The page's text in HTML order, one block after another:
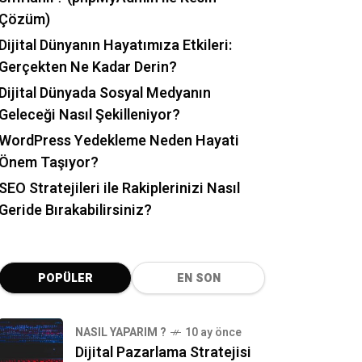
Dünyanın Hayatımıza Etkileri:
Ne Kadar Derin?
Dünyada Sosyal Medyanın
Nasıl Şekilleniyor?
Yedekleme Neden Hayati
Taşıyor?
Stratejileri ile Rakiplerinizi Nasıl
Bırakabilirsiniz?
POPÜLER EN SON
NASIL YAPARIM ? 10 ay önce
Dijital Pazarlama Stratejisi